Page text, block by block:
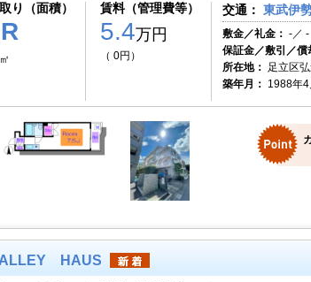
り（面積） 賃料（管理費等）
5.4万円
（ 0円）
交通： 東武伊
敷金／礼金： -／ -
保証金／敷引／償
所在地： 足立区
築年月： 1988年4
HAUS